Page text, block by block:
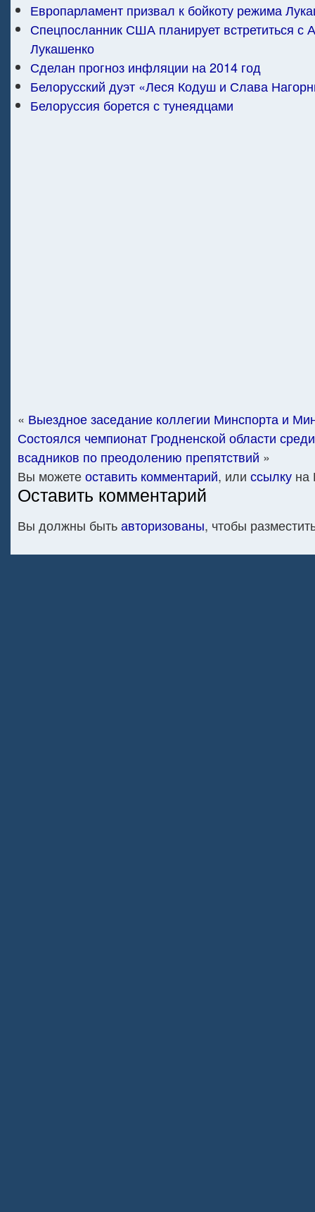
Европарламент призвал к бойкоту режима
Спецпосланник США планирует встретиться с
Лукашенко
Сделан прогноз инфляции на 2014 год
Белорусский дуэт «Леся Кодуш и Слава
Белоруссия борется с тунеядцами
« Выездное заседание коллегии Минспорта и
Состоялся чемпионат Гродненской области
всадников по преодолению препятствий »
Вы можетеоставить комментарий, или ссылку на
Оставить комментарий
Вы должны бытьавторизованы, чтобы